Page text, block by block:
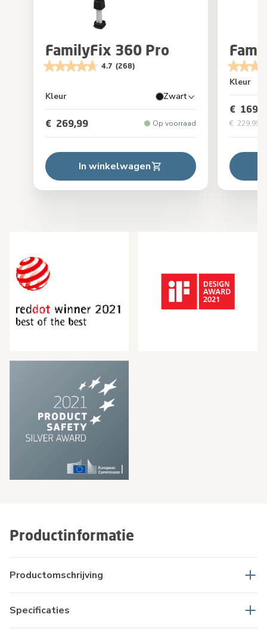
Productinformatie
Productomschrijving
Specificaties
FamilyFix 360 Pro
4.7 (268)
Kleur Zwart
€ 269,99 Op voorraad
In winkelwagen
Kleur
€
€ 229,99